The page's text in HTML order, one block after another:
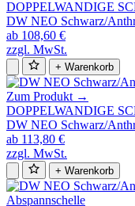
DOPPELWANDIGE
DW NEO Schwarz/
ab 108,60 €
zzgl. MwSt.
+ Warenkorb
Zum Produkt →
DOPPELWANDIGE
DW NEO Schwarz/
ab 113,80 €
zzgl. MwSt.
+ Warenkorb